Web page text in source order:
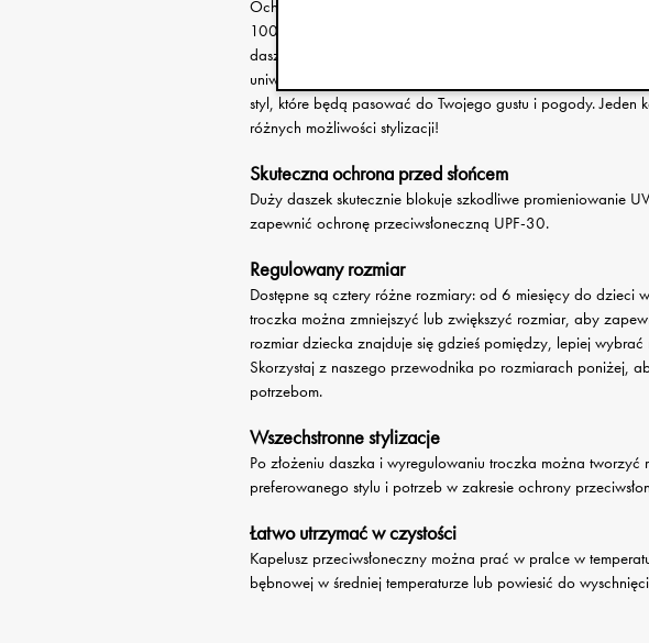
Ochrona przed słońcem, gotowość do zabawy! Kapelusz
100% z bawełny, dzięki czemu jest niezwykle miły w dotyku
daszek został wydłużony tak, aby zakrywać szyję. Kapelusze
uniwersalne, a dzięki możliwości złożenia daszka i troczkowi
styl, które będą pasować do Twojego gustu i pogody. Jeden
różnych możliwości stylizacji!
Skuteczna ochrona przed słońcem
Duży daszek skutecznie blokuje szkodliwe promieniowanie
zapewnić ochronę przeciwsłoneczną UPF-30.
Regulowany rozmiar
Dostępne są cztery różne rozmiary: od 6 miesięcy do dzieci
troczka można zmniejszyć lub zwiększyć rozmiar, aby
rozmiar dziecka znajduje się gdzieś pomiędzy, lepiej wybrać
Skorzystaj z naszego przewodnika po rozmiarach poniżej,
potrzebom.
Wszechstronne stylizacje
Po złożeniu daszka i wyregulowaniu troczka można
preferowanego stylu i potrzeb w zakresie ochrony
Łatwo utrzymać w czystości
Kapelusz przeciwsłoneczny można prać w pralce w
bębnowej w średniej temperaturze lub powiesić do